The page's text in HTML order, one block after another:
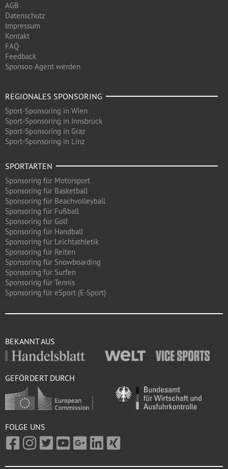
AGB
Datenschutz
Impressum
Kontakt
FAQ
Feedback
Sponsoo Agent werden
REGIONALES SPONSORING
Sport-Sponsoring in Wien
Sport-Sponsoring in Innsbruck
Sport-Sponsoring in Graz
Sport-Sponsoring in Linz
SPORTARTEN
Sponsoring für Motorsport
Sponsoring für Basketball
Sponsoring für Beachvolleyball
Sponsoring für Fußball
Sponsoring für Golf
Sponsoring für Handball
Sponsoring für Leichtathletik
Sponsoring für Reiten
Sponsoring für Snowboarding
Sponsoring für Surfen
Sponsoring für Tennis
Sponsoring für eSport (E-Sport)
BEKANNT AUS
GEFÖRDERT DURCH
FOLGE UNS